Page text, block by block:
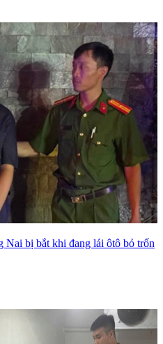
bị bắt khi đang lái ôtô bỏ trốn